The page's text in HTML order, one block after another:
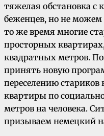
тяжелая обстановка
беженцев, но не
то же время многие
просторных
квадратных метров.
принять новую
переселению
квартиры по
метров на человека.
призываем немецкий